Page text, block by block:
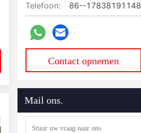
Industrieel RO-Waterfilter(10)
De Machine Van De
Meststoffenmaalmachine
Mestmengmachine(64)
(69)
Telefoon:
86--17838191148
Contact opnemen
Mail ons.